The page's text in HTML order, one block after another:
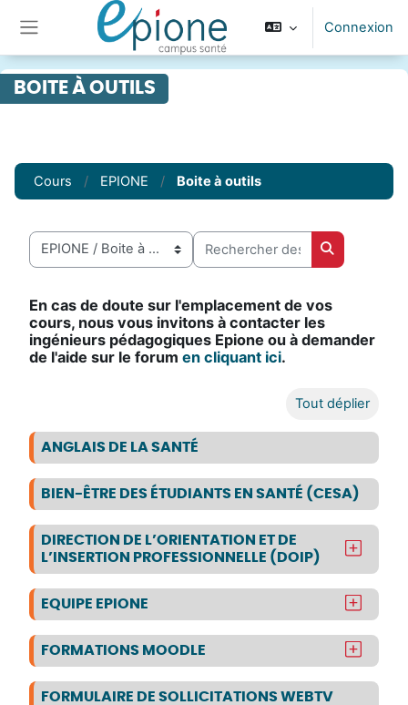
Passer au contenu principal
Panneau latéral
Connexion
BOITE À OUTILS
Cours EPIONE Boite à outils
Catégories de cours
Rechercher des cours
Rechercher
En cas de doute sur l'emplacement de vos
cours, nous vous invitons à contacter les
ingénieurs pédagogiques Epione ou à demander
de l'aide sur le forum en cliquant ici.
Tout déplier
ANGLAIS DE LA SANTÉ
BIEN-ÊTRE DES ÉTUDIANTS EN SANTÉ (CESA)
DIRECTION DE L’ORIENTATION ET DE
L’INSERTION PROFESSIONNELLE (DOIP)
EQUIPE EPIONE
FORMATIONS MOODLE
FORMULAIRE DE SOLLICITATIONS WEBTV